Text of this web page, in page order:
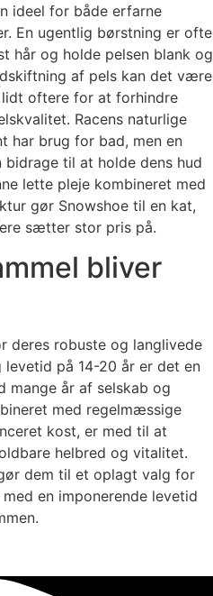
ideel for både erfarne
En ugentlig børstning er ofte
hår og holde pelsen blank og
af pels kan det være
oftere for at forhindre
Racens naturlige
har brug for bad, men en
til at holde dens hud
lette pleje kombineret med
gør Snowshoe til en kat,
sætter stor pris på.
bliver
deres robuste og langlivede
levetid på 14-20 år er det en
mange år af selskab og
med regelmæssige
kost, er med til at
helbred og vitalitet.
dem til et oplagt valg for
en imponerende levetid